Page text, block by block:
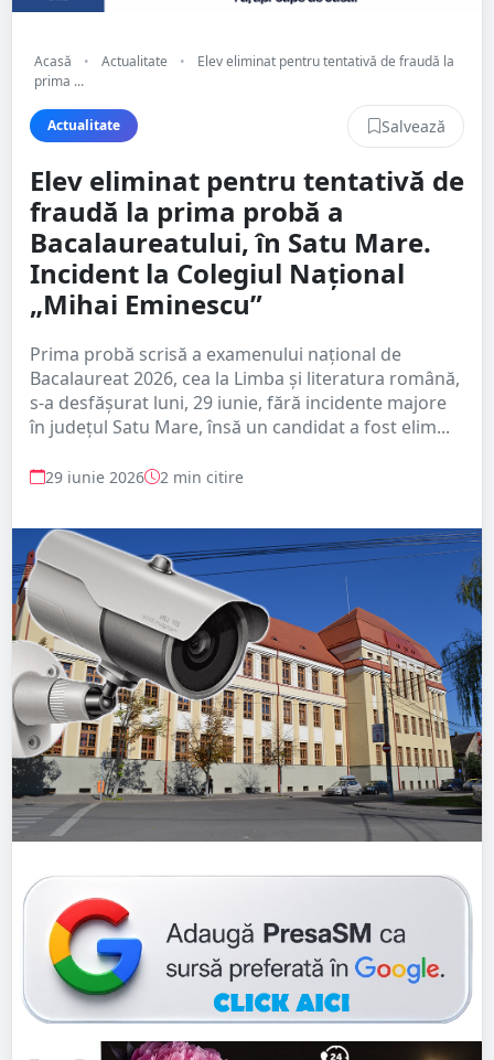
Acasă • Actualitate •
Elev eliminat pentru tentativă de fraudă la
prima ...
Actualitate Salvează
Elev eliminat pentru tentativă de
fraudă la prima probă a
Bacalaureatului, în Satu Mare.
Incident la Colegiul Național
„Mihai Eminescu”
Prima probă scrisă a examenului național de
Bacalaureat 2026, cea la Limba și literatura română,
s-a desfășurat luni, 29 iunie, fără incidente majore
în județul Satu Mare, însă un candidat a fost elim...
29 iunie 2026 2 min citire